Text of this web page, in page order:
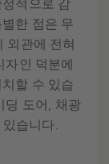
적으로 감
한 점은 무
외관에 전혀
인 덕분에
할 수 있습
딩 도어, 채광
습니다.